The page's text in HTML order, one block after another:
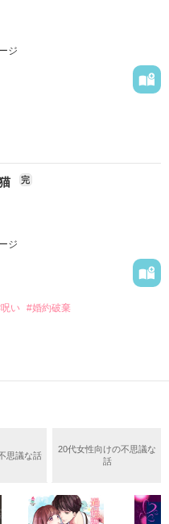
ジ
送りします～
た。
名前なのかも確かではなか
は思うんだ。
、僕にとってはプレゼント
完
ジ
い #婚約破棄
と、
思議な話
20代女性向けの不思議な
話